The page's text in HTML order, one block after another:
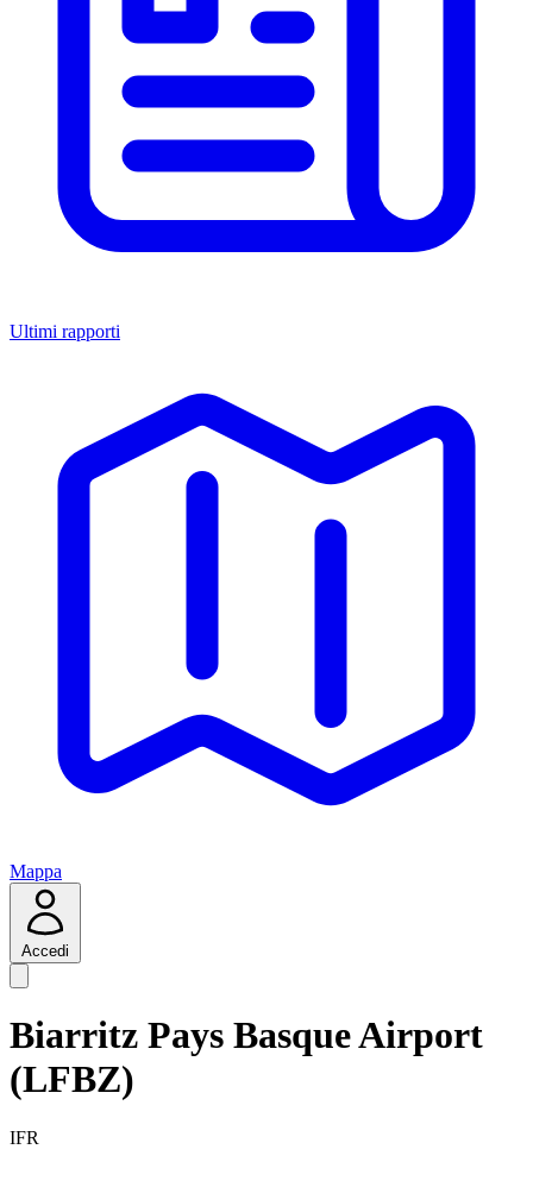
Ultimi rapporti
Mappa
Accedi
Biarritz Pays Basque Airport
(LFBZ)
IFR